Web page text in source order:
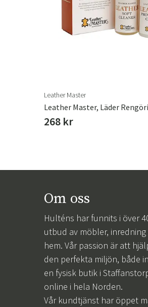
Leather Master
268 kr
Om oss
Hulténs har funnits i över
utbud av möbler,
hem. Vår passion är att
den perfekta miljön, både
en fysisk butik i
online i hela Norden.
Vår kundtjänst har öppet